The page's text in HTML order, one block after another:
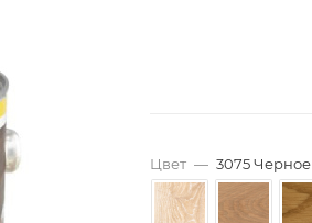
Цвет — 3075 Черное